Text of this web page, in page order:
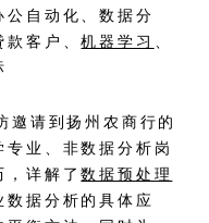
公自动化、数据分
款客户、机器学习 、
邀请到扬州农商行的
业、非数据分析岗
，详解了数据预处理
数据分析的具体应